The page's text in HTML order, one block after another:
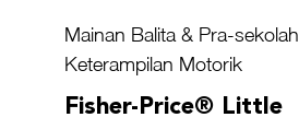
Mainan Balita & Pra-sekolah
Keterampilan Motorik
Fisher-Price® Little